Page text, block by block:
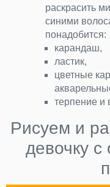
раскрасить
синими
понадобится:
карандаш,
ластик,
цветные
терпение и
Рисуем и
девочку